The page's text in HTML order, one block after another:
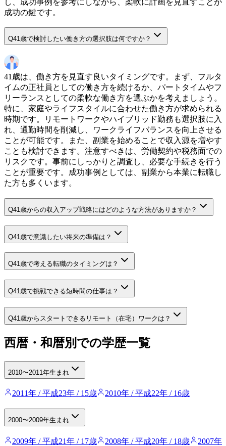
成功の鍵です。
Q41歳で検討したい働き方の選択肢は何ですか？
41歳は、働き方を見直す良いタイミングです。まず、フルタ
イムの正社員としての働き方を続けるか、パートタイムやフ
リーランスとしての柔軟な働き方を選ぶかを考えましょう。
特に、家庭やライフスタイルに合わせた働き方が求められる
時期です。リモートワークやハイブリッド勤務も選択肢に入
れ、通勤時間を削減し、ワークライフバランスを向上させる
ことが可能です。また、副業を始めることで収入源を増やす
ことも検討できます。注意すべきは、労働契約や税務面での
リスクです。事前にしっかりと調査し、必要な手続きを行う
ことが重要です。成功事例としては、副業から本業に転職し
た方も多くいます。
Q41歳からの収入アップ戦略にはどのような方法がありますか？
Q41歳で意識したい将来の準備は？
Q41歳で考える転職のタイミングは？
Q41歳で挑戦できる短時間の仕事は？
Q41歳からスタートできるリモート（在宅）ワークは？
西暦・和暦別での学歴一覧
2010〜2011年生まれ
2011年 / 平成23年 / 15歳 2010年 / 平成22年 / 16歳
2000〜2009年生まれ
2009年 / 平成21年 / 17歳 2008年 / 平成20年 / 18歳
2007年